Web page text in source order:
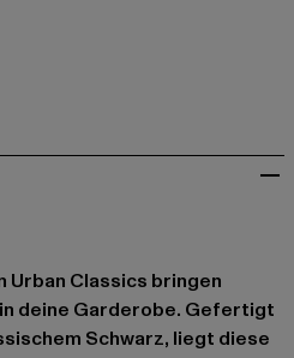
Urban Classics bringen
deine Garderobe. Gefertigt
Schwarz, liegt diese